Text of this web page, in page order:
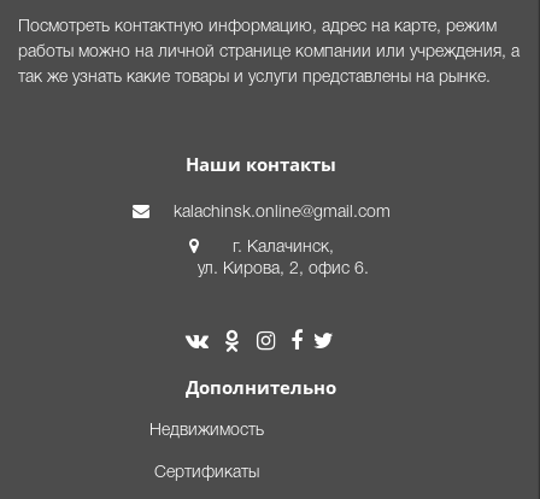
Посмотреть контактную информацию, адрес на карте, режим
работы можно на личной странице компании или учреждения, а
так же узнать какие товары и услуги представлены на рынке.
Наши контакты
kalachinsk.online@gmail.com
г. Калачинск,
ул. Кирова, 2, офис 6.
Дополнительно
Недвижимость
Сертификаты